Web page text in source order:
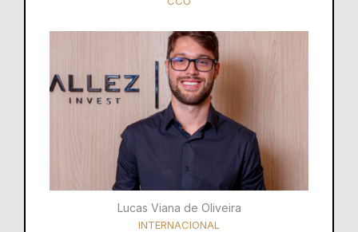
Lucas Viana de Oliveira
INTERNACIONAL